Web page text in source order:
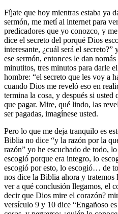
Fíjate que hoy mientras estaba ya
sermón, me metí al internet para
predicadores que yo conozco, y
dice el secreto del porqué Dios
interesante, ¿cuál será el
ese sermón, entonces le dan
minutitos, tres minutos para darle
hombre: “el secreto que les voy a
cuando Dios me reveló eso en
termina la cosa, y después si usted
que pagar. Mire, qué lindo, las
ser pagadas, imagínese usted.
Pero lo que me deja tranquilo es
Biblia no dice “y la razón por la
razón” yo he escuchado de todo,
escogió porque era integro, lo
escogió por esto, lo escogió… de
nos dice la Biblia ahora y tratemos
ver a qué conclusión llegamos, el
decir que Dios mire el corazón?
versículo 9 y 10 dice “Engañoso